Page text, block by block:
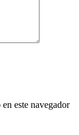
este navegador